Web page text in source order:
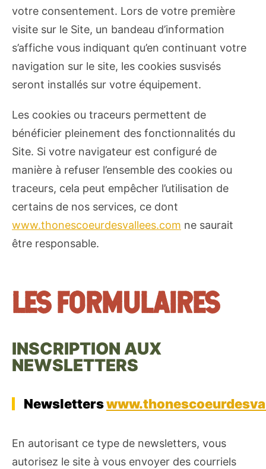
votre consentement. Lors de votre première
visite sur le Site, un bandeau d’information
s’affiche vous indiquant qu’en continuant votre
navigation sur le site, les cookies susvisés
seront installés sur votre équipement.
Les cookies ou traceurs permettent de
bénéficier pleinement des fonctionnalités du
Site. Si votre navigateur est configuré de
manière à refuser l’ensemble des cookies ou
traceurs, cela peut empêcher l’utilisation de
certains de nos services, ce dont
www.thonescoeurdesvallees.com ne saurait
être responsable.
LES FORMULAIRES
INSCRIPTION AUX
NEWSLETTERS
Newsletters
En autorisant ce type de newsletters, vous
autorisez le site à vous envoyer des courriels